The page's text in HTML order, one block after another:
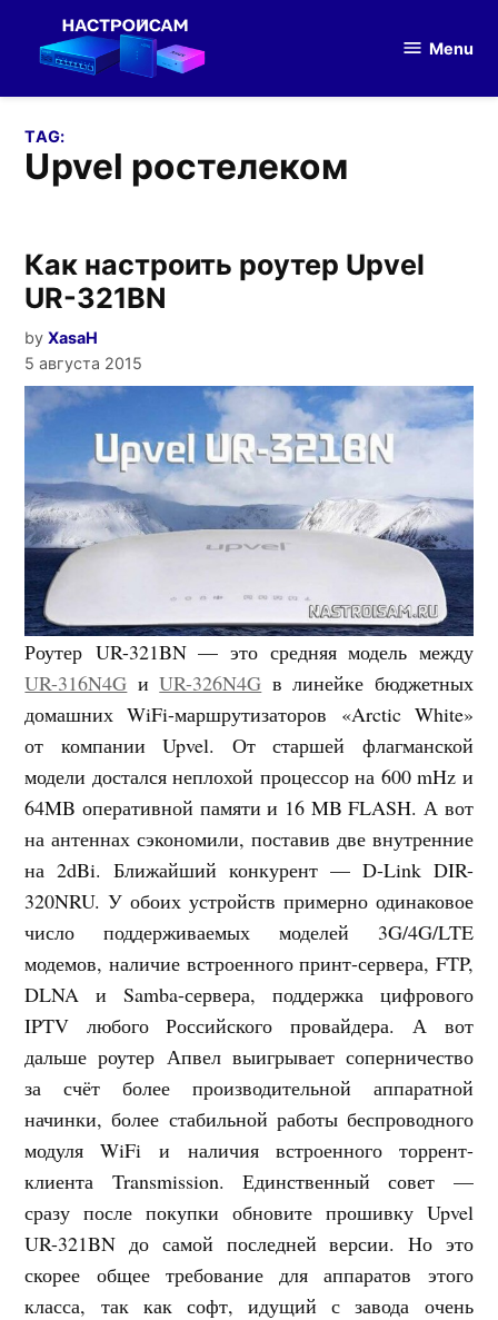
оборудования
Menu
TAG:
upvel ростелеком
Как настроить роутер Upvel
UR-321BN
by XasaH
5 августа 2015
Роутер UR-321BN — это средняя модель между
UR-316N4G иUR-326N4G в линейке бюджетных
домашних WiFi-маршрутизаторов «Arctic White»
от компании Upvel. От старшей флагманской
модели достался неплохой процессор на 600 mHz и
64MB оперативной памяти и 16 MB FLASH. А вот
на антеннах сэкономили, поставив две внутренние
на 2dBi. Ближайший конкурент — D-Link DIR-
320NRU. У обоих устройств примерно одинаковое
число поддерживаемых моделей 3G/4G/LTE
модемов, наличие встроенного принт-сервера, FTP,
DLNA и Samba-сервера, поддержка цифрового
IPTV любого Российского провайдера. А вот
дальше роутер Апвел выигрывает соперничество
за счёт более производительной аппаратной
начинки, более стабильной работы беспроводного
модуля WiFi и наличия встроенного торрент-
клиента Transmission. Единственный совет —
сразу после покупки обновите прошивку Upvel
UR-321BN до самой последней версии. Но это
скорее общее требование для аппаратов этого
класса, так как софт, идущий с завода очень